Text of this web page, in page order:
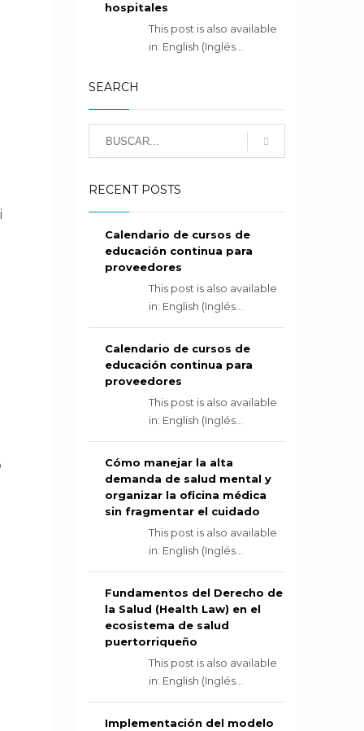
hospitales
This post is also available
in: English (Inglés...
SEARCH
RECENT POSTS
Calendario de cursos de
educación continua para
proveedores
This post is also available
in: English (Inglés...
Calendario de cursos de
educación continua para
proveedores
This post is also available
in: English (Inglés...
Cómo manejar la alta
demanda de salud mental y
organizar la oficina médica
sin fragmentar el cuidado
This post is also available
in: English (Inglés...
Fundamentos del Derecho de
la Salud (Health Law) en el
ecosistema de salud
puertorriqueño
This post is also available
in: English (Inglés...
Implementación del modelo